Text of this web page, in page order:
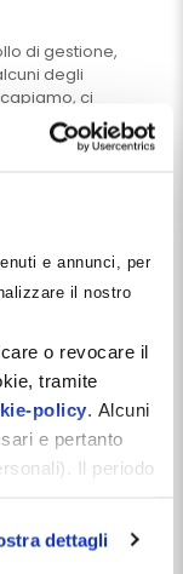
e annunci, per
il nostro
o revocare il
tramite
policy . Alcuni
e pertanto
Il periodo
dettagli
di gestione,
degli
ci
a mille
vantaggio e
e
pressione
e
tratta di
o brutto:
della
in un
chi